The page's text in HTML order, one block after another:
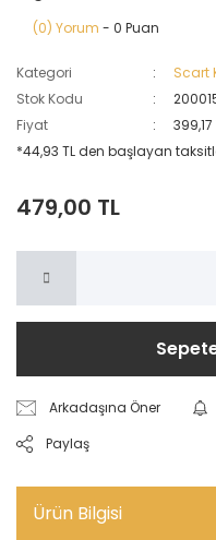
(0) Yorum - 0 Puan
Kategori
Scart
Stok Kodu
Fiyat
399,17
*44,93 TL den başlayan
479,00 TL
Arkadaşına Öner
Paylaş
Ürün Bilgisi